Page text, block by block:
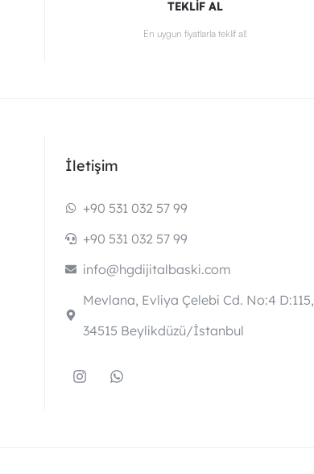
TEKLİF AL
En uygun fiyatlarla teklif al!
İletişim
+90 531 032 57 99
+90 531 032 57 99
info@hgdijitalbaski.com
Mevlana, Evliya Çelebi Cd. No:4 D:115,
34515 Beylikdüzü/İstanbul